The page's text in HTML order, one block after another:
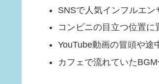
SNSで人気インフルエ
コンビニの目立つ位置に
YouTube動画の冒頭や途
カフェで流れていた